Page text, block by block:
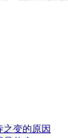
变的原因